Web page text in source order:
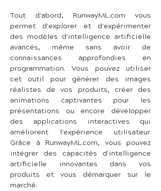
Tout d'abord, RunwayML.com vous
permet d'explorer et d'expérimenter
des modèles d'intelligence artificielle
avancés, même sans avoir de
connaissances approfondies en
programmation. Vous pouvez utiliser
cet outil pour générer des images
réalistes de vos produits, créer des
animations captivantes pour les
présentations ou encore développer
des applications interactives qui
améliorent l'expérience utilisateur.
Grâce à RunwayML.com, vous pouvez
intégrer des capacités d'intelligence
artificielle innovantes dans vos
produits et vous démarquer sur le
marché.